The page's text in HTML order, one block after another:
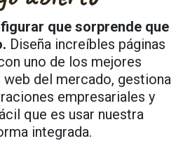
que sorprende que
Diseña increíbles páginas
uno de los mejores
del mercado, gestiona
empresariales y
que es usar nuestra
integrada.